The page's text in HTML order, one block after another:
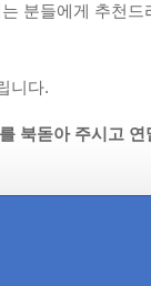
분들에게 추천드
니다.
북돋아 주시고